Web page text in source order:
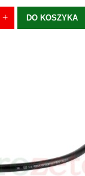
DO KOSZYKA